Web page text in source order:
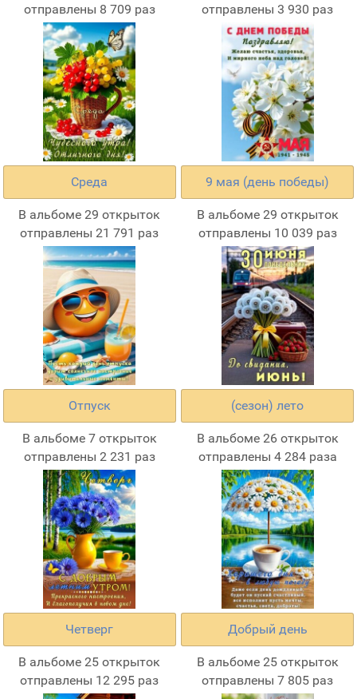
отправлены 8 709 раз
отправлены 3 930 раз
Среда
В альбоме 29 открыток
отправлены 21 791 раз
9 мая (день победы)
В альбоме 29 открыток
отправлены 10 039 раз
Отпуск
В альбоме 7 открыток
отправлены 2 231 раз
(сезон) лето
В альбоме 26 открыток
отправлены 4 284 раза
Четверг
В альбоме 25 открыток
отправлены 12 295 раз
Добрый день
В альбоме 25 открыток
отправлены 7 805 раз